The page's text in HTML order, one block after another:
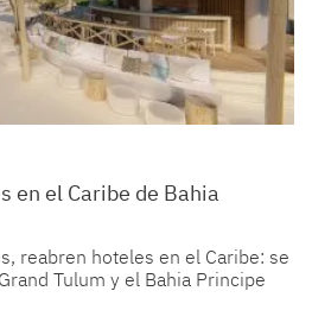
en el Caribe de Bahia
reabren hoteles en el Caribe: se
Tulum y el Bahia Principe